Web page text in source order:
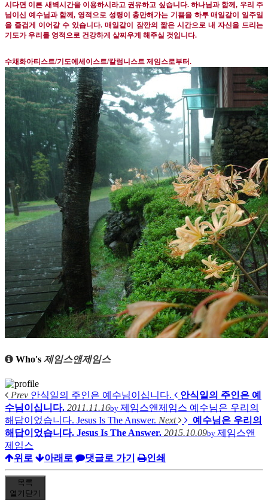
시다면 이른 새벽시간을 이용하시라고 권유하고 싶습니다.하나님과 함께, 우리 주
님이신 예수님과 함께, 영적으로 성령이 충만해가는 기쁨을 하루 매일같이 일주일
을 즐겁게 이어갈 수 있습니다.매일같이 잠깐의 짧은 시간으로 내 자신을 드리는
기도가 우리를 영적으로 건강하게 살찌우게 해주실 것입니다.
수채화아티스트/기도에세이스트/칼럼니스트 제임스로부터.
Who's 제임스앤제임스
Prev 안식일의 주인은 예수님이십니다.
안식일의 주인은 예
수님이십니다. 2011.11.16by 제임스앤제임스 예수님은 우리의
해답이었습니다. Jesus Is The Answer. Next
예수님은 우리의
해답이었습니다. Jesus Is The Answer. 2015.10.09by 제임스앤
제임스
위로
아래로 댓글로 가기 인쇄
목록
열기 닫기